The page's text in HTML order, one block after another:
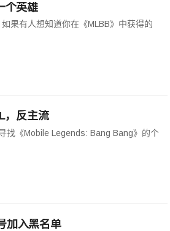
个英雄
果有人想知道你在《MLBB》中获得的
，反主流
找《Mobile Legends: Bang Bang》的个
加入黑名单